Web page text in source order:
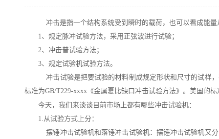
冲击是指一个结构系统受到瞬时的载荷，也可以看成能
1、规定脉冲试验方法，采用正弦波进行试验；
2、冲击普试验方法；
3、规定试验机试验方法。
冲击试验是把要试验的材料制成规定形状和尺寸的试样
标准为GB/T229-xxxx 《金属夏比缺口冲击试验方法》。美国的标
今天，我们来谈谈目前市场上都有哪些冲击试验机：
1.从试验方式上分：
摆锤冲击试验机和落锤冲击试验机：摆锤冲击试验机又